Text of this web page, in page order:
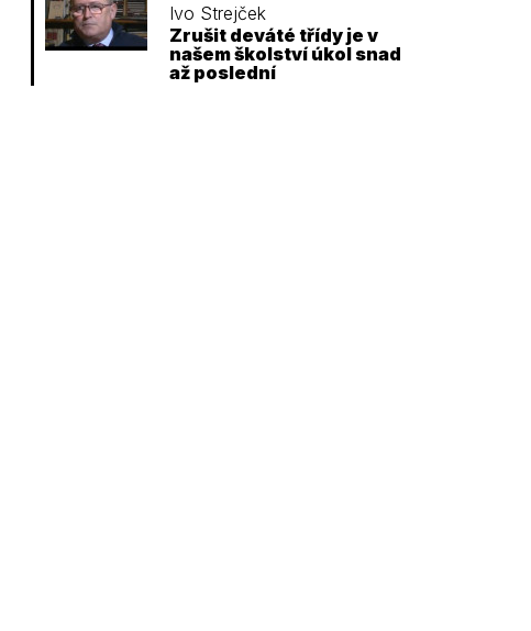
Ivo Strejček
Zrušit deváté třídy je v
našem školství úkol snad
až poslední